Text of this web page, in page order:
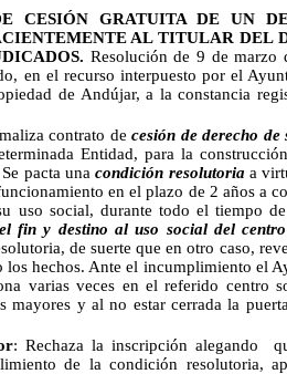
CESIÓN GRATUITA DE UN
AL TITULAR DEL
Resolución de 9 de marzo
en el recurso interpuesto por el
de Andújar, a la constancia
contrato decesión de derecho de
Entidad, para la
pacta unacondición resolutoria a
en el plazo de 2 años a
uso social, durante todo el tiempo
fin y destino al uso social del
de suerte que en otro caso,
los hechos. Ante el incumplimiento el
varias veces en el referido centro
mayores y al no estar cerrada la
: Rechaza la inscripción alegando
de la condición resolutoria,